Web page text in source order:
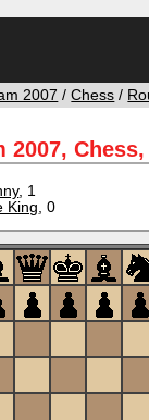
2007 /Chess /
2007,
, 1
King , 0